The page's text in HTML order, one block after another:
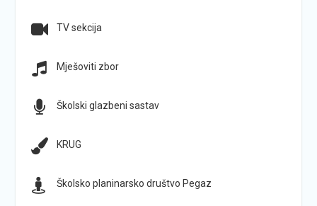
TV sekcija
Mješoviti zbor
Školski glazbeni sastav
KRUG
Školsko planinarsko društvo Pegaz